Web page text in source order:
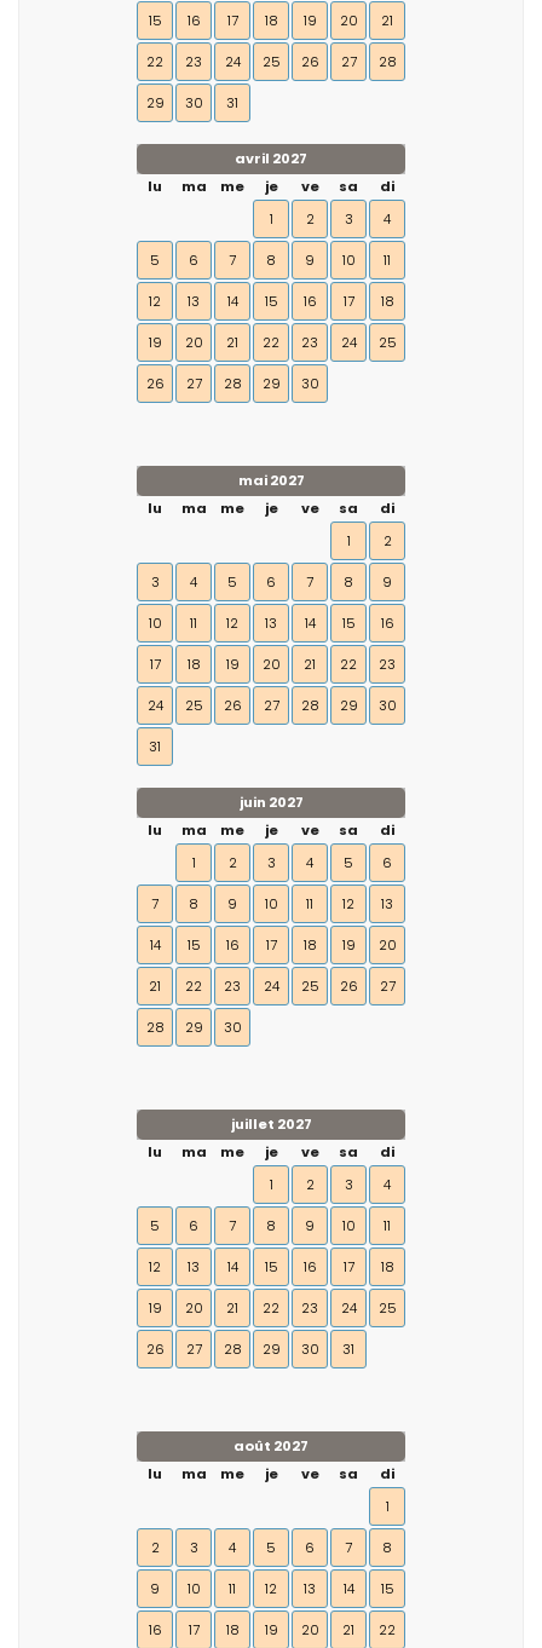
15 16 17 18 19 20 21
22 23 24 25 26 27 28
29 30 31
avril 2027
lu
ma me je ve sa
di
1
2 3 4
5 6 7 8 9 10 11
12 13 14 15 16 17 18
19 20 21 22 23 24 25
26 27 28 29 30
mai 2027
lu
ma me je ve sa
di
1
2
3 4 5 6 7 8 9
10 11 12 13 14 15 16
17 18 19 20 21 22 23
24 25 26 27 28 29 30
31
juin 2027
lu
ma me je ve sa
di
1
2 3 4 5 6
7 8 9 10 11 12 13
14 15 16 17 18 19 20
21 22 23 24 25 26 27
28 29 30
juillet 2027
lu
ma me je ve sa
di
1
2 3 4
5 6 7 8 9 10 11
12 13 14 15 16 17 18
19 20 21 22 23 24 25
26 27 28 29 30 31
août 2027
lu
ma me je ve sa
di
1
2 3 4 5 6 7 8
9 10 11 12 13 14 15
16 17 18 19 20 21 22